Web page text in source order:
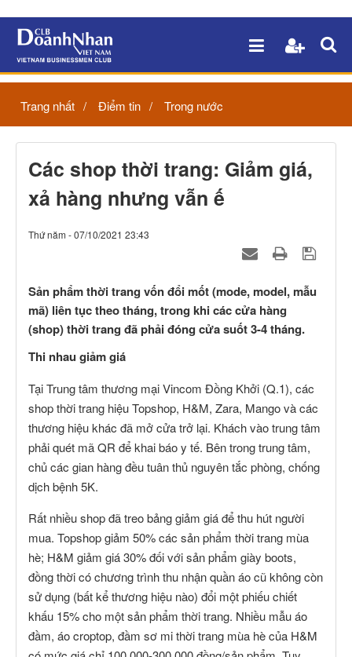
Trang nhất Điểm tin Trong nước
Các shop thời trang: Giảm giá,
xả hàng nhưng vẫn ế
Thứ năm - 07/10/2021 23:43
Sản phẩm thời trang vốn đổi mốt (mode, model, mẫu
mã) liên tục theo tháng, trong khi các cửa hàng
(shop) thời trang đã phải đóng cửa suốt 3-4 tháng.
Thi nhau giảm giá
Tại Trung tâm thương mại Vincom Đồng Khởi (Q.1), các
shop thời trang hiệu Topshop, H&M, Zara, Mango và các
thương hiệu khác đã mở cửa trở lại. Khách vào trung tâm
phải quét mã QR để khai báo y tế. Bên trong trung tâm,
chủ các gian hàng đều tuân thủ nguyên tắc phòng, chống
dịch bệnh 5K.
Rất nhiều shop đã treo bảng giảm giá để thu hút người
mua. Topshop giảm 50% các sản phẩm thời trang mùa
hè; H&M giảm giá 30% đối với sản phẩm giày boots,
đồng thời có chương trình thu nhận quần áo cũ không còn
sử dụng (bất kể thương hiệu nào) đổi một phiếu chiết
khấu 15% cho một sản phẩm thời trang. Nhiều mẫu áo
đầm, áo croptop, đầm sơ mi thời trang mùa hè của H&M